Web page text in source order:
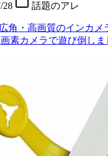
28 話題のアレ
角・高画質のインカメ
素カメラで遊び倒しま